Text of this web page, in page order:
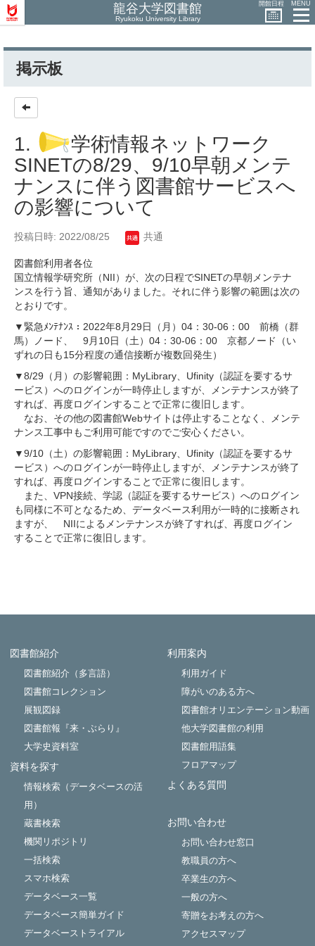
龍谷大学図書館
Ryukoku University Library
開館日程 MENU
掲示板
1.
学術情報ネットワーク
SINETの8/29、9/10早朝メンテ
ナンスに伴う図書館サービスへ
の影響について
投稿日時: 2022/08/25 共通
図書館利用者各位
国立情報学研究所（NII）が、次の日程でSINETの早朝メンテナ
ンスを行う旨、通知がありました。それに伴う影響の範囲は次の
とおりです。
▼緊急ﾒﾝﾃﾅﾝｽ：2022年8月29日（月）04：30-06：00 前橋（群
馬）ノード、 9月10日（土）04：30-06：00 京都ノード（い
ずれの日も15分程度の通信接断が複数回発生）
▼8/29（月）の影響範囲：MyLibrary、Ufinity（認証を要するサ
ービス）へのログインが一時停止しますが、メンテナンスが終了
すれば、再度ログインすることで正常に復旧します。
なお、その他の図書館Webサイトは停止することなく、メンテ
ナンス工事中もご利用可能ですのでご安心ください。
▼9/10（土）の影響範囲：MyLibrary、Ufinity（認証を要するサ
ービス）へのログインが一時停止しますが、メンテナンスが終了
すれば、再度ログインすることで正常に復旧します。
また、VPN接続、学認（認証を要するサービス）へのログイン
も同様に不可となるため、データベース利用が一時的に接断され
ますが、 NIIによるメンテナンスが終了すれば、再度ログイン
することで正常に復旧します。
図書館紹介
図書館紹介（多言語）
図書館コレクション
展観図録
図書館報『来・ぶらり』
大学史資料室
資料を探す
情報検索（データベースの活
用）
蔵書検索
機関リポジトリ
一括検索
スマホ検索
データベース一覧
データベース簡単ガイド
データベーストライアル
利用案内
利用ガイド
障がいのある方へ
図書館オリエンテーション動画
他大学図書館の利用
図書館用語集
フロアマップ
よくある質問
お問い合わせ
お問い合わせ窓口
教職員の方へ
卒業生の方へ
一般の方へ
寄贈をお考えの方へ
アクセスマップ
Powered by NetCommons